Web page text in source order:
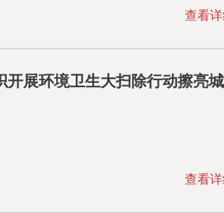
查看
展环境卫生大扫除行动擦亮城
查看